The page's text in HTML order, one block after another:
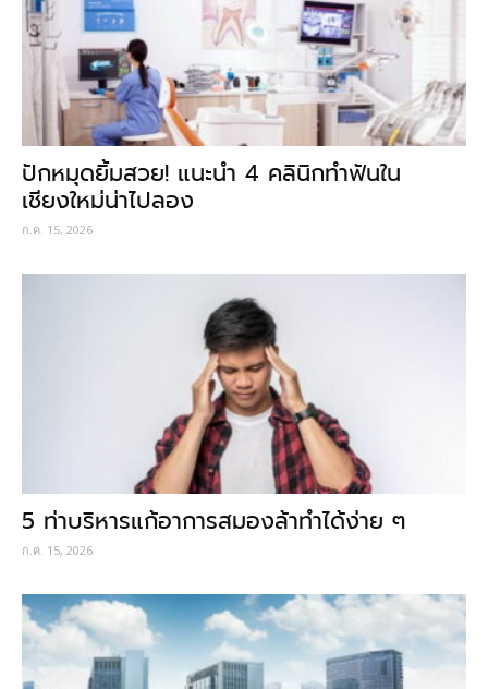
ปักหมุดยิ้มสวย! แนะนำ 4 คลินิกทำฟันใน
เชียงใหม่น่าไปลอง
ก.ค. 15, 2026
5 ท่าบริหารแก้อาการสมองล้าทำได้ง่าย ๆ
ก.ค. 15, 2026